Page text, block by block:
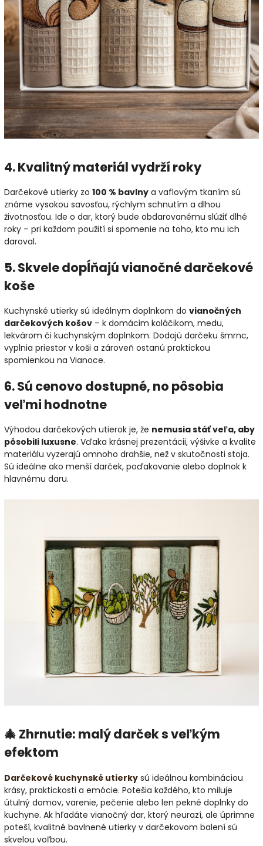
4. Kvalitný materiál vydrží roky
Darčekové utierky zo 100 % bavlny a vaflovým tkaním sú
známe vysokou savosťou, rýchlym schnutím a dlhou
životnosťou. Ide o dar, ktorý bude obdarovanému slúžiť dlhé
roky – pri každom použití si spomenie na toho, kto mu ich
daroval.
5. Skvele dopĺňajú vianočné darčekové
koše
Kuchynské utierky sú ideálnym doplnkom do vianočných
darčekových košov – k domácim koláčikom, medu,
lekvárom či kuchynským doplnkom. Dodajú darčeku šmrnc,
vyplnia priestor v koši a zároveň ostanú praktickou
spomienkou na Vianoce.
6. Sú cenovo dostupné, no pôsobia
veľmi hodnotne
Výhodou darčekových utierok je, že nemusia stáť veľa, aby
pôsobili luxusne. Vďaka krásnej prezentácii, výšivke a kvalite
materiálu vyzerajú omnoho drahšie, než v skutočnosti stoja.
Sú ideálne ako menší darček, poďakovanie alebo doplnok k
hlavnému daru.
🎄 Zhrnutie: malý darček s veľkým
efektom
Darčekové kuchynské utierky sú ideálnou kombináciou
krásy, praktickosti a emócie. Potešia každého, kto miluje
útulný domov, varenie, pečenie alebo len pekné doplnky do
kuchyne. Ak hľadáte vianočný dar, ktorý neurazí, ale úprimne
poteší, kvalitné bavlnené utierky v darčekovom balení sú
skvelou voľbou.